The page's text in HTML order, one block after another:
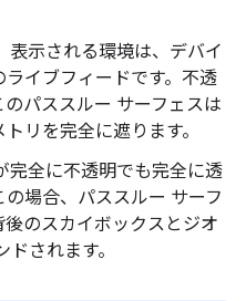
表示される環境は、デバイ
イブフィードです。不透
パススルー サーフェスは
リを完全に遮ります。
完全に不透明でも完全に透
場合、パススルー サーフ
のスカイボックスとジオ
されます。